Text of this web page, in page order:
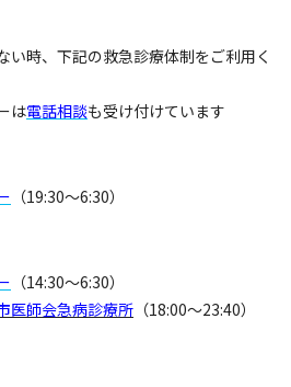
い時、下記の救急診療体制をご利用く
は電話相談も受け付けています
（19:30～6:30）
（14:30～6:30）
医師会急病診療所 （18:00～23:40）